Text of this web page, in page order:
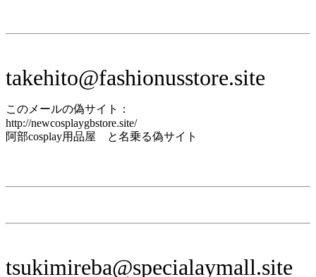
takehito@fashionusstore.site
このメールの偽サイト：
http://newcosplaygbstore.site/
阿部cosplay用品屋 と名乗る偽サイト
tsukimireba@specialaymall.site